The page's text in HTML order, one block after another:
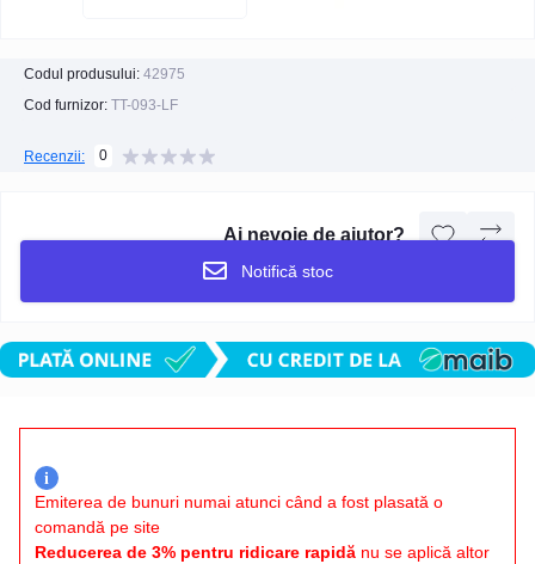
Codul produsului: 42975
Cod furnizor: TT-093-LF
Recenzii: 0
Ai nevoie de ajutor?
Notifică stoc
i
Emiterea de bunuri numai atunci când a fost plasată o
comandă pe site
Reducerea de 3% pentru ridicare rapidă nu se aplică altor